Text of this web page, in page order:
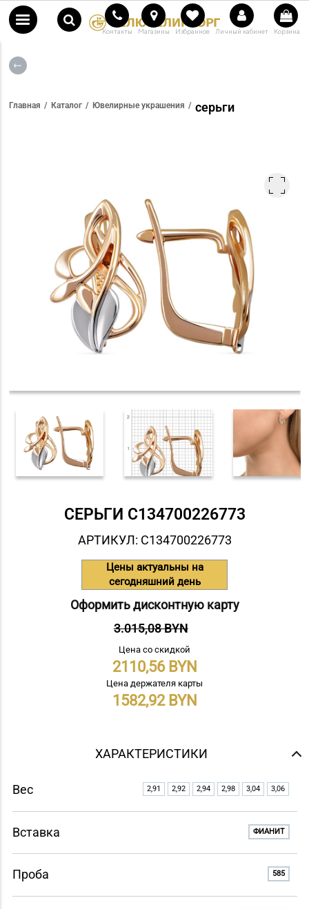
Контакты Магазины Избранное Личный кабинет Корзина
Главная Каталог Ювелирные украшения серьги
СЕРЬГИ С134700226773
АРТИКУЛ: С134700226773
Цены актуальны на
сегодняшний день
Оформить дисконтную карту
3.015,08 BYN
Цена со скидкой
2110,56
Цена держателя карты
1582,92
ХАРАКТЕРИСТИКИ
Вес 2,91 2,92 2,94 2,98 3,04 3,06
Вставка ФИАНИТ
Проба 585